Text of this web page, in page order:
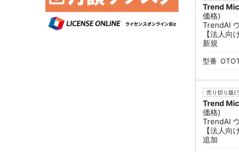
Trend
価格)
TrendAI
【法人向
新規
型番
売り切り版(
Trend
価格)
TrendAI
【法人向
追加